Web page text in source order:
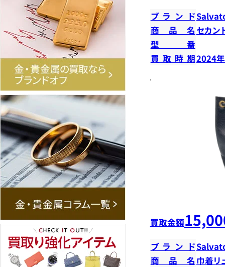
ブランド
商品名 セカン
型番
買取時期2024
買取金額
ブランド
商品名 巾着リ